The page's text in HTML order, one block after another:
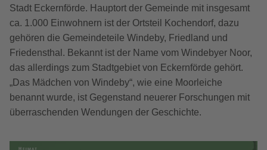
Stadt Eckernförde. Hauptort der Gemeinde mit insgesamt
ca. 1.000 Einwohnern ist der Ortsteil Kochendorf, dazu
gehören die Gemeindeteile Windeby, Friedland und
Friedensthal. Bekannt ist der Name vom Windebyer Noor,
das allerdings zum Stadtgebiet von Eckernförde gehört.
„Das Mädchen von Windeby“, wie eine Moorleiche
benannt wurde, ist Gegenstand neuerer Forschungen mit
überraschenden Wendungen der Geschichte.